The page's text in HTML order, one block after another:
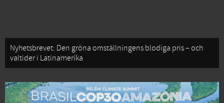
Nyhetsbrevet: Den gröna omställningens blodiga pris – och
valtider i Latinamerika